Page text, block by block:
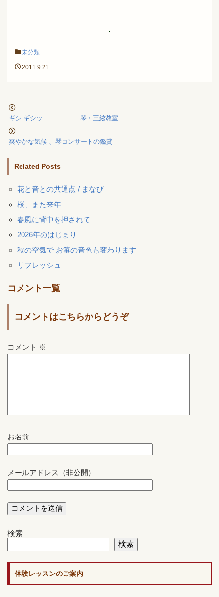
.
未分類
2011.9.21
ギシ ギシッ 琴・三絃教室
爽やかな気候 、琴コンサートの鑑賞
Related Posts
花と音との共通点 / まなび
桜、また来年
春風に背中を押されて
2026年のはじまり
秋の空気で お箏の音色も変わります
リフレッシュ
コメント一覧
コメントはこちらからどうぞ
コメント ※
お名前
メールアドレス（非公開）
検索
検索
体験レッスンのご案内